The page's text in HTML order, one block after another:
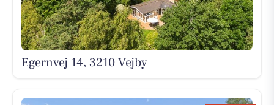
Egernvej 14, 3210 Vejby